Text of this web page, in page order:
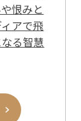
恨みと
アで飛
る智慧